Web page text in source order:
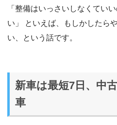
「整備はいっさいしなくてい
い」 といえば、もしかしたら
い、という話です。
新車は最短7日、中
車